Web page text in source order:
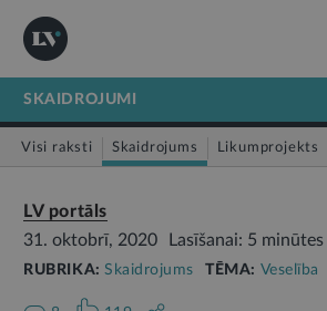
SKAIDROJUMI
Visi raksti Skaidrojums Likumprojekts
LV portāls
31. oktobrī, 2020
Lasīšanai: 5 minūtes
RUBRIKA:Skaidrojums TĒMA: Veselība